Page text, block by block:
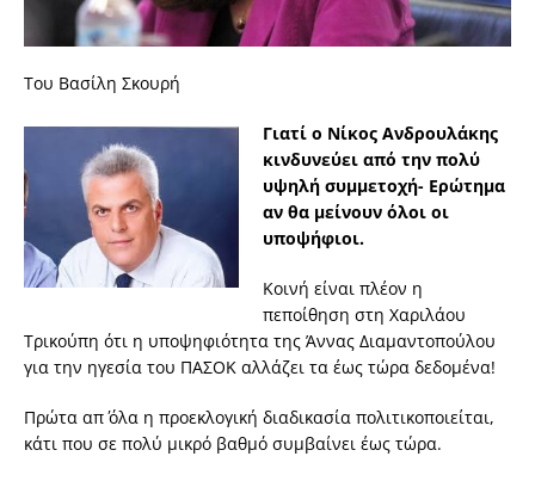
Του Βασίλη Σκουρή
Γιατί ο Νίκος Ανδρουλάκης
κινδυνεύει από την πολύ
υψηλή συμμετοχή- Ερώτημα
αν θα μείνουν όλοι οι
υποψήφιοι.
Κοινή είναι πλέον η
πεποίθηση στη Χαριλάου
Τρικούπη ότι η υποψηφιότητα της Άννας Διαμαντοπούλου
για την ηγεσία του ΠΑΣΟΚ αλλάζει τα έως τώρα δεδομένα!
Πρώτα απ΄ όλα η προεκλογική διαδικασία πολιτικοποιείται,
κάτι που σε πολύ μικρό βαθμό συμβαίνει έως τώρα.